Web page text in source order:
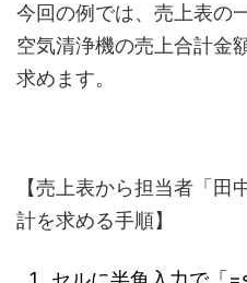
今回の例では、売上表の
空気清浄機の売上合計金
求めます。
【売上表から担当者「
計を求める手順】